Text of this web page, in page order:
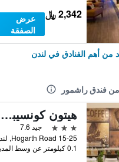
2,342 ﷼
عرض
الصفقة
من أهم الفنادق في لندن
فندق راشمور
هيتون كونسيبت هوتل كينسينجتون
3 نجوم
جيد 7.6
0.1 كيلومتر عن وسط المدينة